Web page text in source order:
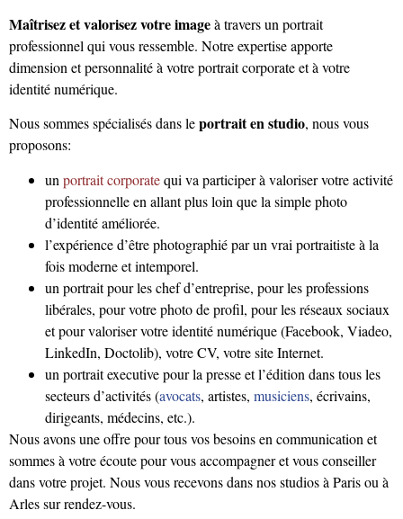
Maîtrisez et valorisez votre imageà travers un portrait
professionnel qui vous ressemble. Notre expertise apporte
dimension et personnalité à votre portrait corporate et à votre
identité numérique.
Nous sommes spécialisés dans leportrait en studio, nous vous
proposons:
un portrait corporatequi va participer à valoriser votre activité
professionnelle en allant plus loin que la simple photo
d’identité améliorée.
l’expérience d’être photographié par un vrai portraitiste à la
fois moderne et intemporel.
un portrait pour les chef d’entreprise, pour les professions
libérales, pour votre photo de profil, pour les réseaux sociaux
et pour valoriser votre identité numérique (Facebook, Viadeo,
LinkedIn, Doctolib), votre CV, votre site Internet.
un portrait executive pour la presse et l’édition dans tous les
secteurs d’activités (avocats, artistes, musiciens, écrivains,
dirigeants, médecins, etc.).
Nous avons une offre pour tous vos besoins en communication et
sommes à votre écoute pour vous accompagner et vous conseiller
dans votre projet. Nous vous recevons dans nos studios à Paris ou à
Arles sur rendez-vous.